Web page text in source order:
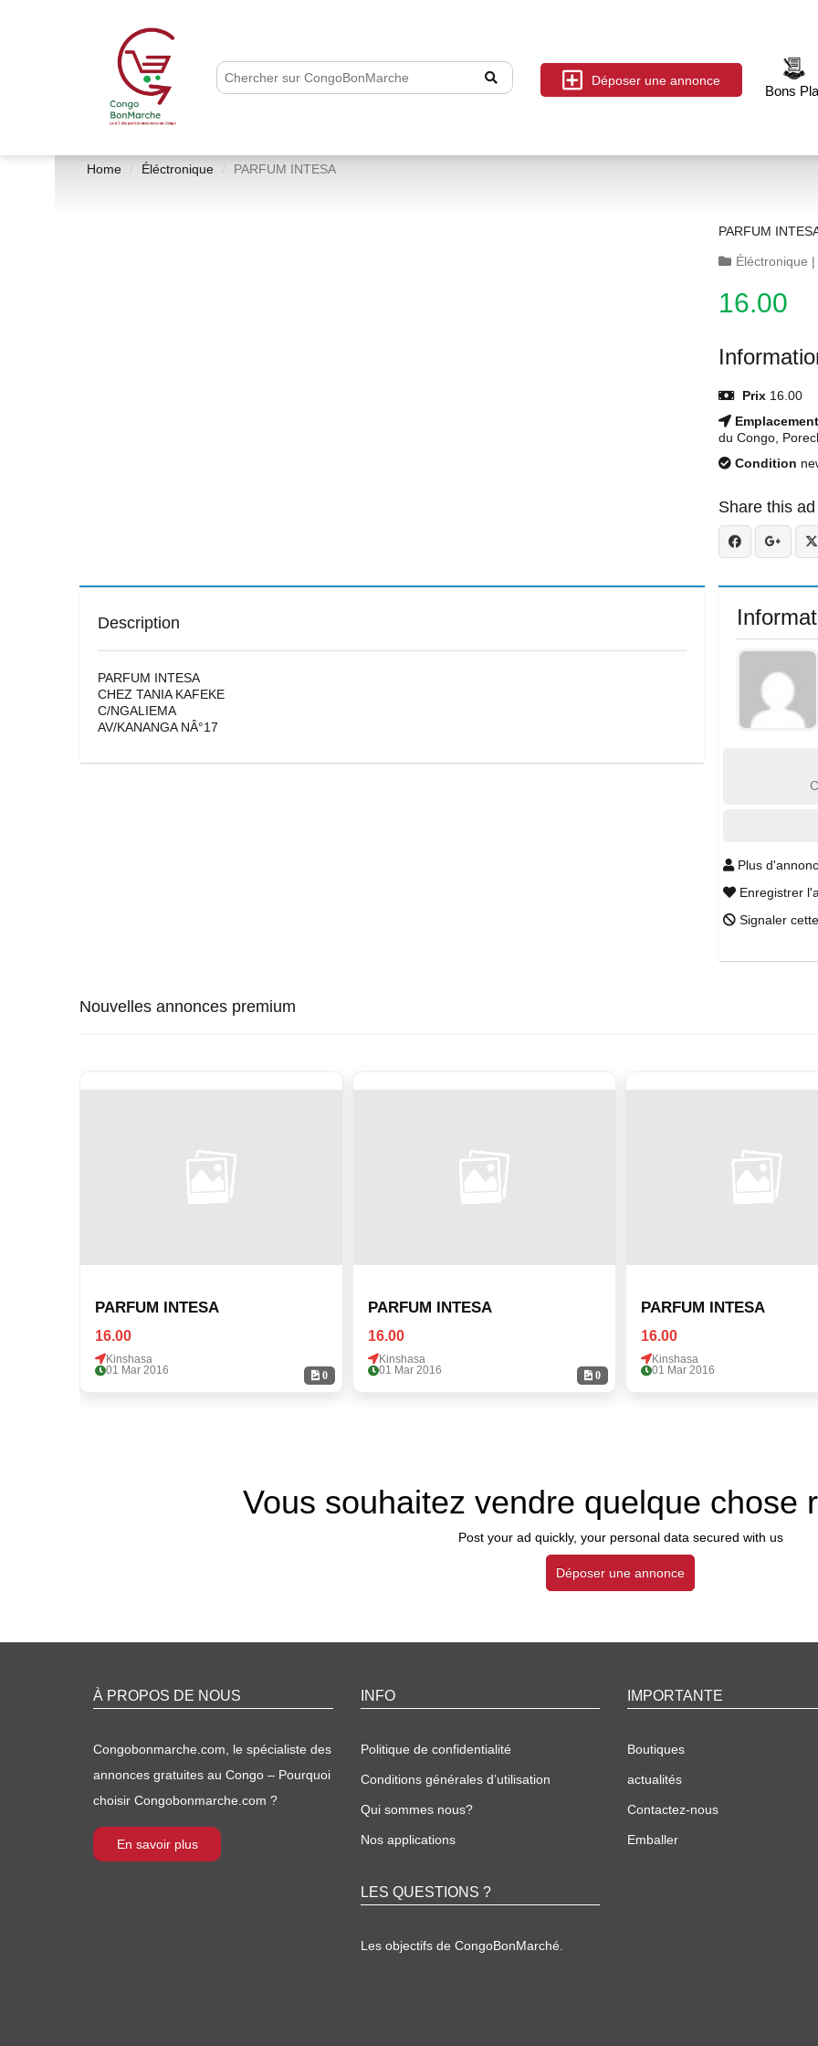
Déposer une annonce
Bons
Home Éléctronique PARFUM INTESA
PARFUM
Éléctronique |
16.00
Prix 16.00
Emplacement
du Congo,
Condition
Share this ad
Description
PARFUM INTESA
CHEZ TANIA KAFEKE
C/NGALIEMA
AV/KANANGA NÂ°17
Plus
Enregistrer
Signaler
Nouvelles annonces premium
0
PARFUM INTESA
16.00
Kinshasa
01 Mar 2016
0
PARFUM INTESA
16.00
Kinshasa
01 Mar 2016
PARFUM INTESA
16.00
Kinshasa
01 Mar 2016
Vous souhaitez vendre quelque chose
Post your ad quickly, your personal data secured with us
Déposer une annonce
À PROPOS DE NOUS
Congobonmarche.com, le spécialiste des
annonces gratuites au Congo – Pourquoi
choisir Congobonmarche.com ?
En savoir plus
INFO
Politique de confidentialité
Conditions générales d’utilisation
Qui sommes nous?
Nos applications
LES QUESTIONS ?
Les objectifs de CongoBonMarché.
IMPORTANTE
Boutiques
actualités
Contactez-nous
Emballer